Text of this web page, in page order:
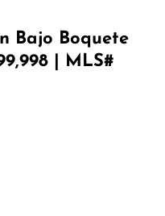
Bajo Boquete
| MLS#